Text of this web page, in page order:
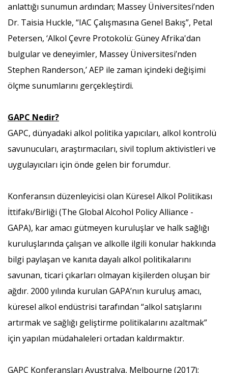
anlattığı sunumun ardından; Massey Üniversitesi’nden
Dr. Taisia Huckle, “IAC Çalışmasına Genel Bakış”, Petal
Petersen, ‘Alkol Çevre Protokolü: Güney Afrika'dan
bulgular ve deneyimler, Massey Üniversitesi’nden
Stephen Randerson,’ AEP ile zaman içindeki değişimi
ölçme sunumlarını gerçekleştirdi.
GAPC Nedir?
GAPC, dünyadaki alkol politika yapıcıları, alkol kontrolü
savunucuları, araştırmacıları, sivil toplum aktivistleri ve
uygulayıcıları için önde gelen bir forumdur.
Konferansın düzenleyicisi olan Küresel Alkol Politikası
İttifakı/Birliği (The Global Alcohol Policy Alliance -
GAPA), kar amacı gütmeyen kuruluşlar ve halk sağlığı
kuruluşlarında çalışan ve alkolle ilgili konular hakkında
bilgi paylaşan ve kanıta dayalı alkol politikalarını
savunan, ticari çıkarları olmayan kişilerden oluşan bir
ağdır. 2000 yılında kurulan GAPA’nın kuruluş amacı,
küresel alkol endüstrisi tarafından “alkol satışlarını
artırmak ve sağlığı geliştirme politikalarını azaltmak”
için yapılan müdahaleleri ortadan kaldırmaktır.
GAPC Konferansları Avustralya, Melbourne (2017);